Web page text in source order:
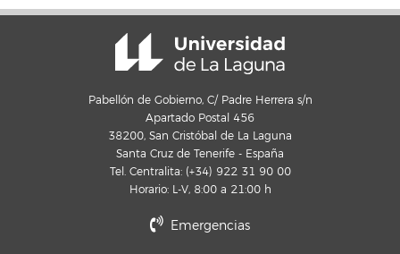
Pabellón de Gobierno, C/ Padre Herrera s/n
Apartado Postal 456
38200, San Cristóbal de La Laguna
Santa Cruz de Tenerife - España
Tel. Centralita: (+34) 922 31 90 00
Horario: L-V, 8:00 a 21:00 h
Emergencias